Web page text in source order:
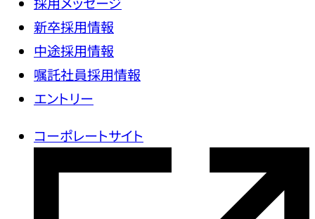
新卒採用情報
中途採用情報
嘱託社員採用情報
エントリー
コーポレートサイト